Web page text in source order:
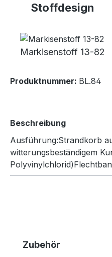
Stoffdesign
Markisenstoff 13-82
Produktnummer: BL.84
Beschreibung
Ausführung:Strandkorb
witterungsbeständigem
Produktgalerie
Zubehör